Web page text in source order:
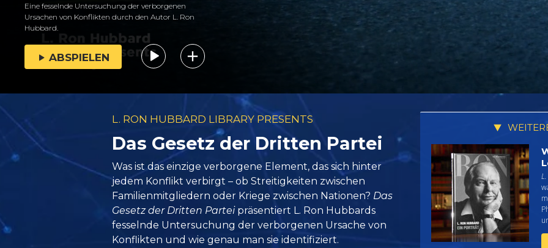
Eine fesselnde Untersuchung der verborgenen
Ursachen von Konflikten durch den Autor L. Ron
Hubbard.
ABSPIELEN
L. RON HUBBARD LIBRARY PRESENTS
Das Gesetz der Dritten Partei
Was ist das einzige verborgene Element, das sich hinter
jedem Konflikt verbirgt – ob Streitigkeiten zwischen
Familienmitgliedern oder Kriege zwischen Nationen? Das
Gesetz der Dritten Parteipräsentiert L. Ron Hubbards
fesselnde Untersuchung der verborgenen Ursache von
Konflikten und wie genau man sie identifiziert.